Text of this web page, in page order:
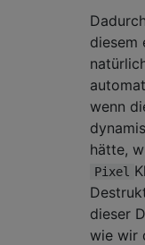
diesem
wenn
hätte,
Pixel
dieser
wie wir